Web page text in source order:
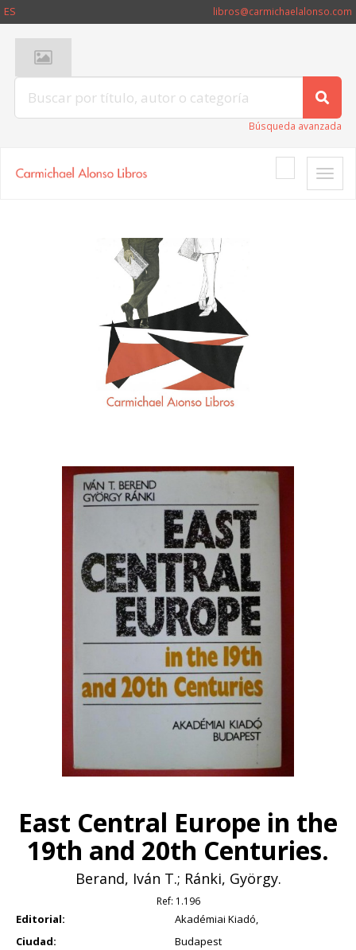
ES libros@carmichaelalonso.com
Búsqueda avanzada
Toggle
East Central Europe in the
19th and 20th Centuries.
Berand, Iván T.; Ránki, György.
Ref: 1.196
Editorial:
Akadémiai Kiadó,
Ciudad:
Budapest